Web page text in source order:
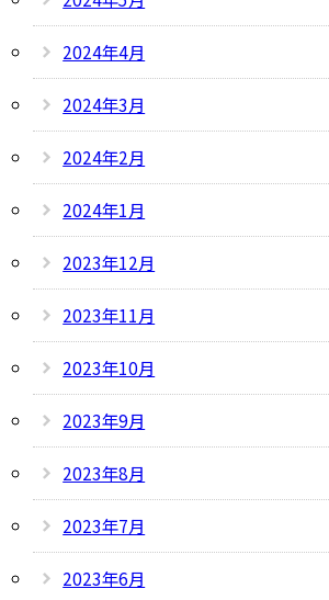
2024年4月
2024年3月
2024年2月
2024年1月
2023年12月
2023年11月
2023年10月
2023年9月
2023年8月
2023年7月
2023年6月